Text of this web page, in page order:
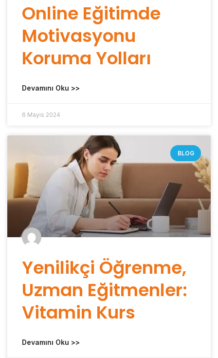
Online Eğitimde
Motivasyonu
Koruma Yolları
Devamını Oku >>
6 Mayıs 2024
BLOG
Yenilikçi Öğrenme,
Uzman Eğitmenler:
Vitamin Kurs
Devamını Oku >>